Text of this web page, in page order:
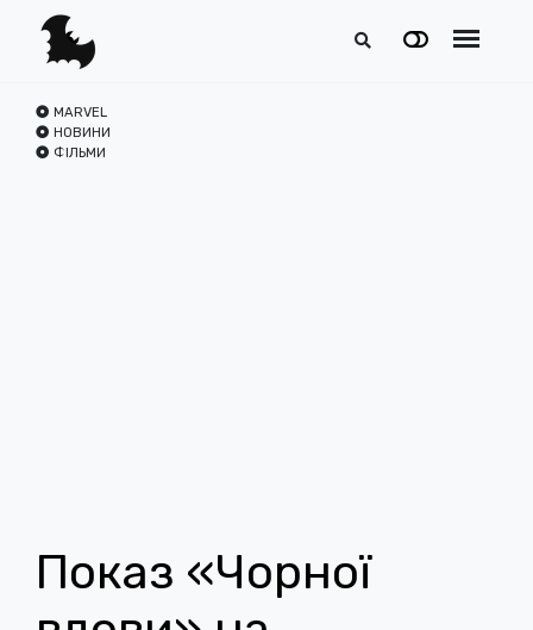
MARVEL
НОВИНИ
ФІЛЬМИ
Показ «Чорної